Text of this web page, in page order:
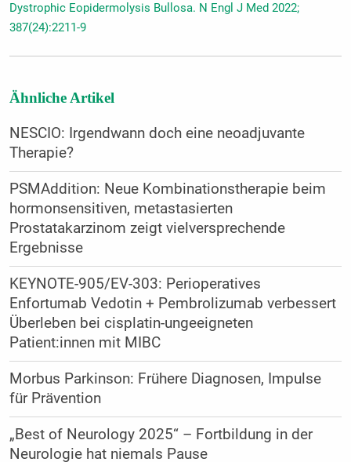
Dystrophic Eopidermolysis Bullosa. N Engl J Med 2022;
387(24):2211-9
Ähnliche Artikel
NESCIO: Irgendwann doch eine neoadjuvante
Therapie?
PSMAddition: Neue Kombinationstherapie beim
hormonsensitiven, metastasierten
Prostatakarzinom zeigt vielversprechende
Ergebnisse
KEYNOTE-905/EV-303: Perioperatives
Enfortumab Vedotin + Pembrolizumab verbessert
Überleben bei cisplatin-ungeeigneten
Patient:innen mit MIBC
Morbus Parkinson: Frühere Diagnosen, Impulse
für Prävention
„Best of Neurology 2025“ – Fortbildung in der
Neurologie hat niemals Pause